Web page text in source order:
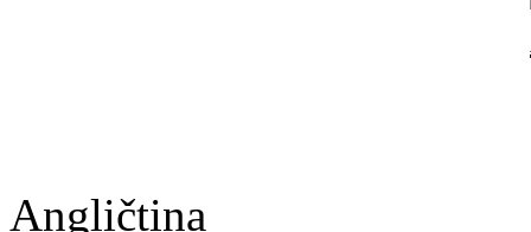
Angličtina